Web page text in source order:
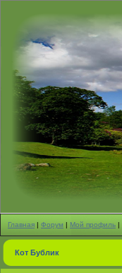
Главная | Форум | Мой профиль |
Кот Бублик